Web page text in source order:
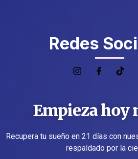
Redes
Empieza hoy
Recupera tu sueño en 21 días con
respaldado por la